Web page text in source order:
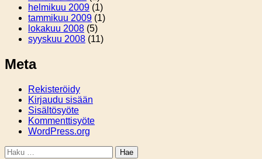
helmikuu 2009 (1)
tammikuu 2009 (1)
lokakuu 2008 (5)
syyskuu 2008 (11)
Meta
Rekisteröidy
Kirjaudu sisään
Sisältösyöte
Kommenttisyöte
WordPress.org
Haku: